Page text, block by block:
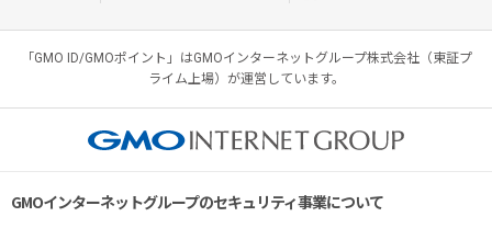
「GMO ID/GMOポイント」はGMOインターネットグループ株式会社（東証プ
ライム上場）が運営しています。
GMOインターネットグループのセキュリティ事業について